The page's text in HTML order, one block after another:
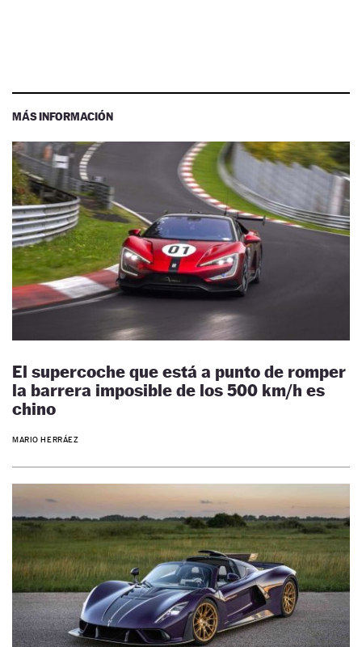
MÁS INFORMACIÓN
El supercoche que está a punto de romper
la barrera imposible de los 500 km/h es
chino
MARIO HERRÁEZ